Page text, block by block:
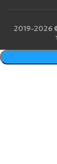
2019-2026